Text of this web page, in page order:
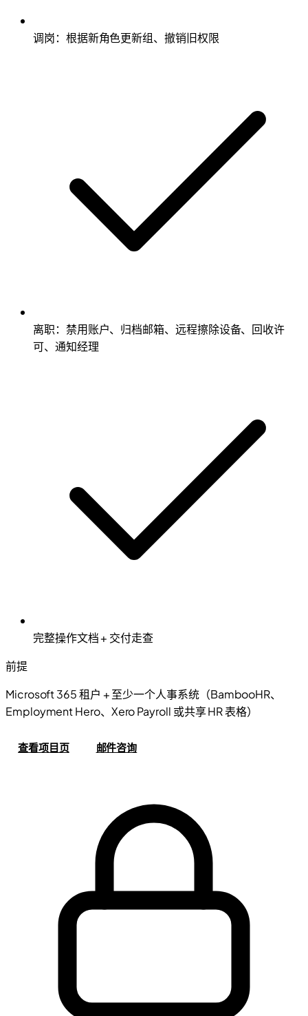
调岗：根据新角色更新组、撤销旧权限
离职：禁用账户、归档邮箱、远程擦除设备、回收许
可、通知经理
完整操作文档 + 交付走查
前提
Microsoft 365 租户 + 至少一个人事系统（BambooHR、
Employment Hero、Xero Payroll 或共享 HR 表格）
查看项目页 邮件咨询